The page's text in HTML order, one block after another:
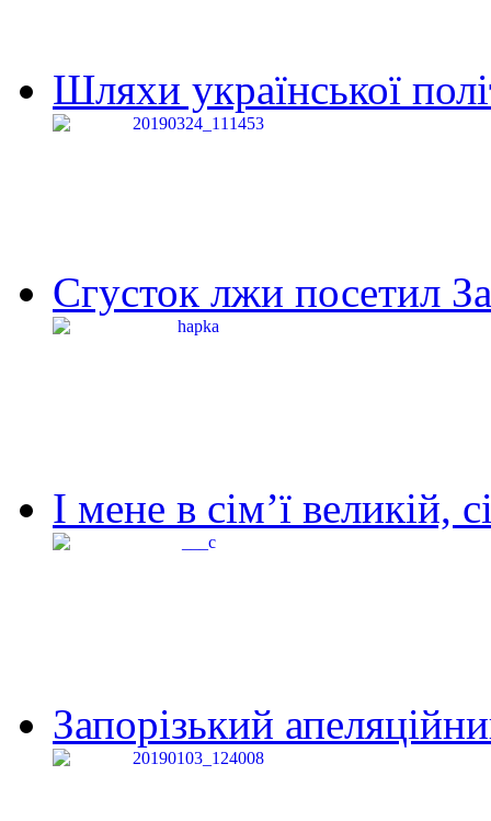
Шляхи української
Сгусток лжи посетил
І мене в сім’ї великій,
Запорізький